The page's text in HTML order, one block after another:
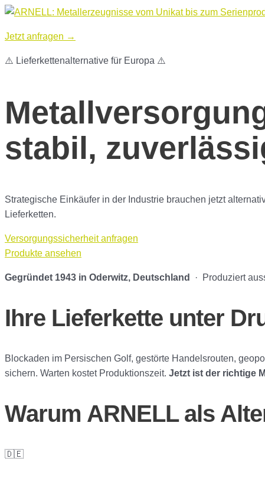
Jetzt anfragen →
⚠️ Lieferkettenalternative für Europa ⚠️
stabil,
Strategische Einkäufer in der Industrie brauchen jetzt
Lieferketten.
Versorgungssicherheit anfragen
Produkte ansehen
Gegründet 1943 in Oderwitz, Deutschland · Produziert
Ihre Lieferkette unter
Blockaden im Persischen Golf, gestörte Handelsrouten,
sichern. Warten kostet Produktionszeit. Jetzt ist der richtige
Warum ARNELL als
🇩🇪